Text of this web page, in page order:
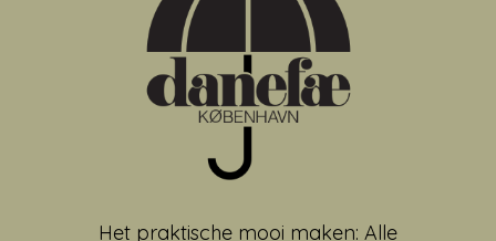
Het praktische mooi maken: Alle